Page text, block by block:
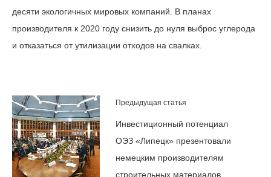
десяти экологичных мировых компаний. В планах
производителя к 2020 году снизить до нуля выброс углерода
и отказаться от утилизации отходов на свалках.
Предыдущая статья
Инвестиционный потенциал
ОЭЗ «Липецк» презентовали
немецким производителям
строительных материалов